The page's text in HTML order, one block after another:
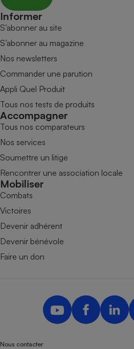
Informer
S’abonner au site
S’abonner au magazine
Nos newsletters
Commander une parution
Appli Quel Produit
Tous nos tests de produits
Accompagner
Tous nos comparateurs
Nos services
Soumettre un litige
Rencontrer une association locale
Mobiliser
Combats
Victoires
Devenir adhérent
Devenir bénévole
Faire un don
Nous contacter